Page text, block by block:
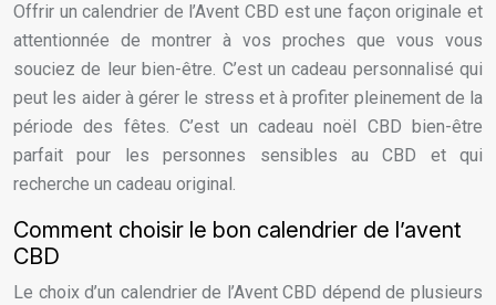
Offrir un calendrier de l’Avent CBD est une façon originale et
attentionnée de montrer à vos proches que vous vous
souciez de leur bien-être. C’est un cadeau personnalisé qui
peut les aider à gérer le stress et à profiter pleinement de la
période des fêtes. C’est un cadeau noël CBD bien-être
parfait pour les personnes sensibles au CBD et qui
recherche un cadeau original.
Comment choisir le bon calendrier de l’avent
CBD
Le choix d’un calendrier de l’Avent CBD dépend de plusieurs